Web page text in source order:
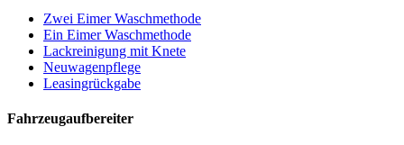
Zwei Eimer Waschmethode
Ein Eimer Waschmethode
Lackreinigung mit Knete
Neuwagenpflege
Leasingrückgabe
Fahrzeugaufbereiter